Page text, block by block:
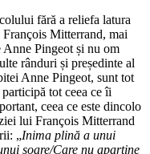
fără a reliefa latura
Mitterrand, mai
Anne Pingeot și nu om
rânduri și președinte al
Anne Pingeot, sunt tot
tot ceea ce îi
ceea ce este dincolo
lui François Mitterrand
„Inima plină a unui
soare/Care nu aparține